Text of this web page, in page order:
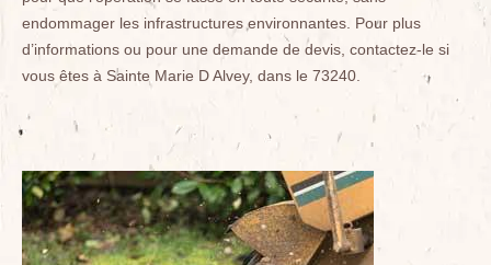
endommager les infrastructures environnantes. Pour plus
d’informations ou pour une demande de devis, contactez-le si
vous êtes à Sainte Marie D Alvey, dans le 73240.